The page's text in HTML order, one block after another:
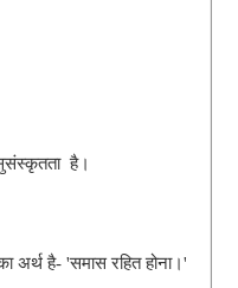
है।
अर्थ है- 'समास रहित होना।'